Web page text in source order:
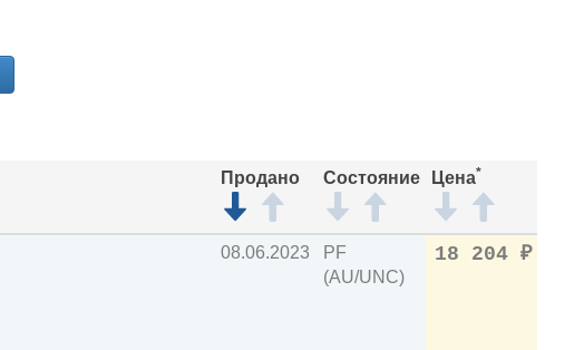
Продано Состояние Цена*
08.06.2023
PF
(AU/UNC)
18 204 ₽